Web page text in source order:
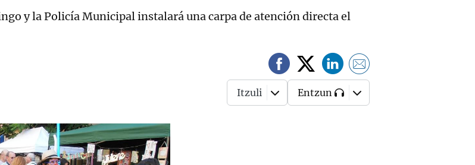
y la Policía Municipal instalará una carpa de atención directa el
Itzuli Entzun